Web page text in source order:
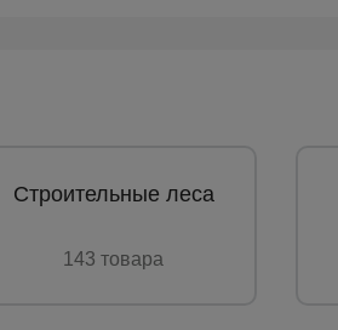
брезенты
подъемники
оборудование
Строительные леса
143 товарa